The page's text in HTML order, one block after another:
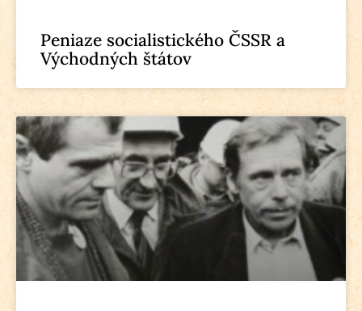
Peniaze socialistického ČSSR a
Východných štátov